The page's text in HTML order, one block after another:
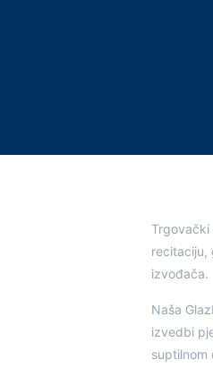
Trgovački
recitaciju,
izvođača.
Naša
izvedbi
suptilnom